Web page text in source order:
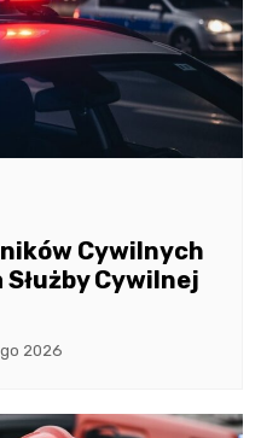
Cywilnych
Cywilnej
2026